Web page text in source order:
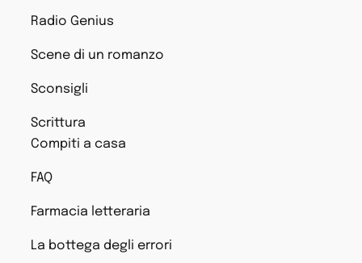
Radio Genius
Scene di un romanzo
Sconsigli
Scrittura
Compiti a casa
FAQ
Farmacia letteraria
La bottega degli errori